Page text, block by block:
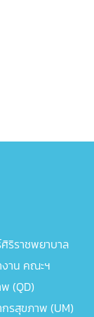
ริราชพยาบาล
าน คณะฯ
(QD)
รสุขภาพ (UM)